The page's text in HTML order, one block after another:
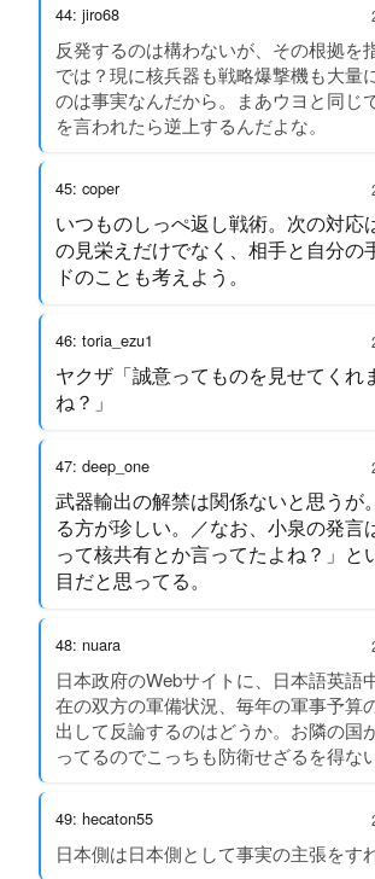
44: jiro68
反発するのは構わないが、その根拠を
では？現に核兵器も戦略爆撃機も大量
のは事実なんだから。まあウヨと同じ
を言われたら逆上するんだよな。
45: coper
いつものしっぺ返し戦術。次の対応
の見栄えだけでなく、相手と自分の
ドのことも考えよう。
46: toria_ezu1
ヤクザ「誠意ってものを見せてくれ
ね？」
47: deep_one
武器輸出の解禁は関係ないと思うが
る方が珍しい。／なお、小泉の発言
って核共有とか言ってたよね？」と
目だと思ってる。
48: nuara
日本政府のWebサイトに、日本語英語
在の双方の軍備状況、毎年の軍事予算
出して反論するのはどうか。お隣の国
ってるのでこっちも防衛せざるを得な
49: hecaton55
日本側は日本側として事実の主張をす